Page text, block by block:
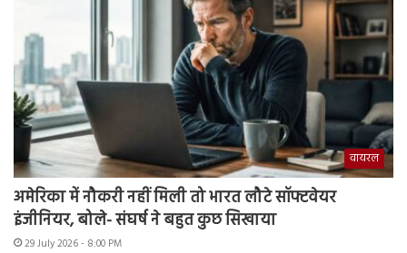
वायरल
अमेरिका में नौकरी नहीं मिली तो भारत लौटे सॉफ्टवेयर
इंजीनियर, बोले- संघर्ष ने बहुत कुछ सिखाया
29 July 2026 - 8:00 PM